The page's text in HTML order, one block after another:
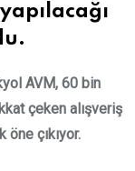
AVM, 60 bin
çeken alışveriş
çıkıyor.